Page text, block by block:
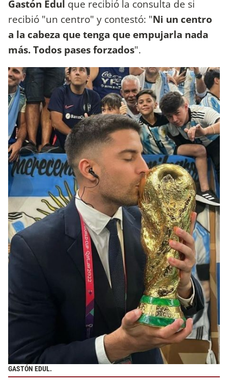
Gastón Edul que recibió la consulta de si
recibió "un centro" y contestó: "Ni un centro
a la cabeza que tenga que empujarla nada
más. Todos pases forzados".
GASTÓN EDUL.